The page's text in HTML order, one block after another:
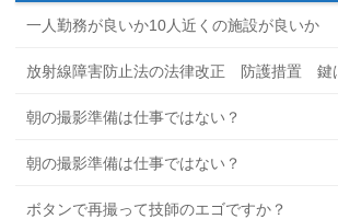
一人勤務が良いか10人近くの施設が良いか
放射線障害防止法の法律改正 防護措置 鍵
朝の撮影準備は仕事ではない？
朝の撮影準備は仕事ではない？
ボタンで再撮って技師のエゴですか？